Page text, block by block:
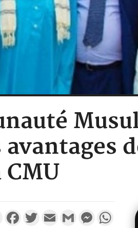
PartagerFacebookTwitterEmail Gmail Messenger